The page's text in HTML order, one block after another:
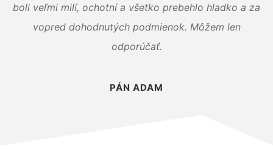
boli veľmi milí, ochotní a všetko prebehlo hladko a za
vopred dohodnutých podmienok. Môžem len
odporúčať.
PÁN ADAM